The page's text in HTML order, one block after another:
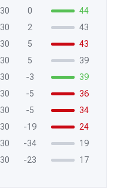
30 0
44
30 2
43
30 5
43
30 5
39
30 -3
39
30 -5
36
30 -5
34
30 -19
24
30 -34
19
30 -23 17